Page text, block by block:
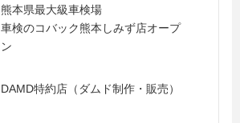
熊本県最大級車検場
車検のコバック熊本しみず店オープ
ン
DAMD特約店（ダムド制作・販売）